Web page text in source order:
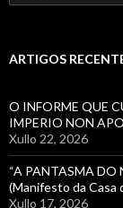
ARTIGOS
O INFORME QUE
IMPERIO NON
Xullo 22, 2026
“A PANTASMA DO
(Manifesto da Casa
Xullo 17, 2026